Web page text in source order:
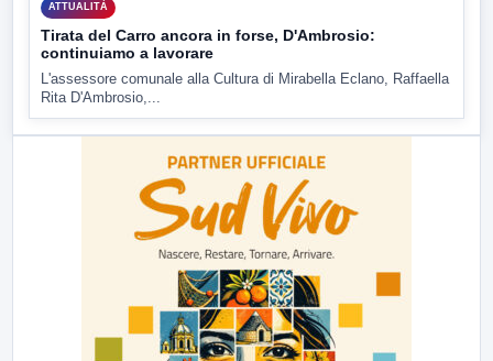
ATTUALITÀ
Tirata del Carro ancora in forse, D'Ambrosio:
continuiamo a lavorare
L'assessore comunale alla Cultura di Mirabella Eclano, Raffaella
Rita D'Ambrosio,...